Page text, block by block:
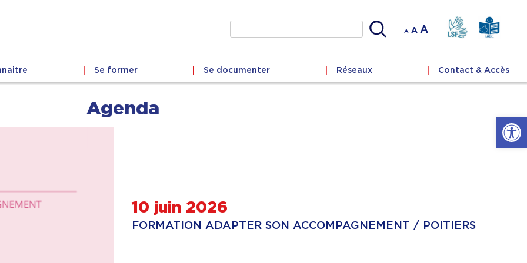
Ouvrir
A
Decrease
font
A Reset
A Increase
Se former Se documenter Réseaux Contact & Accès
Agenda
10 juin 2026
FORMATION ADAPTER SON ACCOMPAGNEMENT / POITIERS